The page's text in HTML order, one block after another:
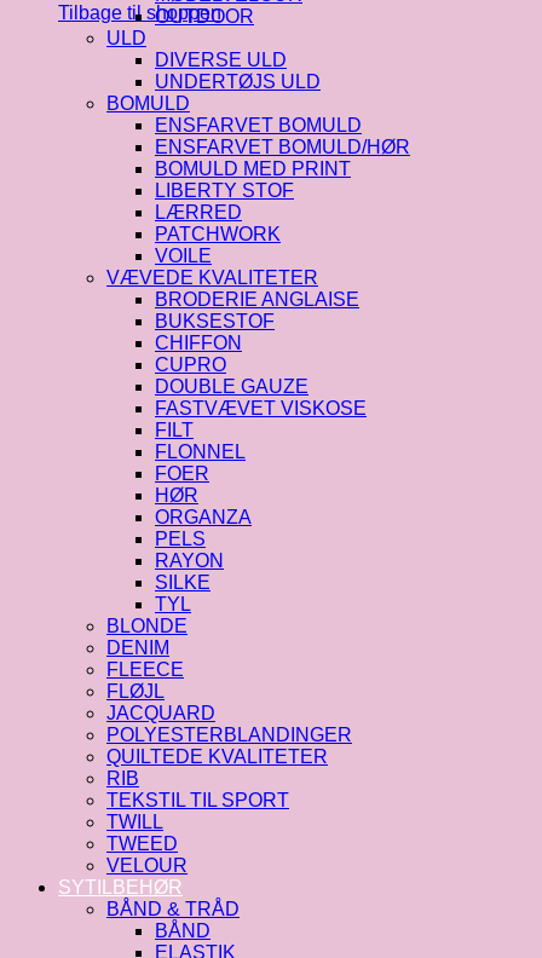
Tilbage til shoppen
OUTDOOR
ULD
DIVERSE ULD
UNDERTØJS ULD
BOMULD
ENSFARVET BOMULD
ENSFARVET BOMULD/HØR
BOMULD MED PRINT
LIBERTY STOF
LÆRRED
PATCHWORK
VOILE
VÆVEDE KVALITETER
BRODERIE ANGLAISE
BUKSESTOF
CHIFFON
CUPRO
DOUBLE GAUZE
FASTVÆVET VISKOSE
FILT
FLONNEL
FOER
HØR
ORGANZA
PELS
RAYON
SILKE
TYL
BLONDE
DENIM
FLEECE
FLØJL
JACQUARD
POLYESTERBLANDINGER
QUILTEDE KVALITETER
RIB
TEKSTIL TIL SPORT
TWILL
TWEED
VELOUR
SYTILBEHØR
BÅND & TRÅD
BÅND
ELASTIK